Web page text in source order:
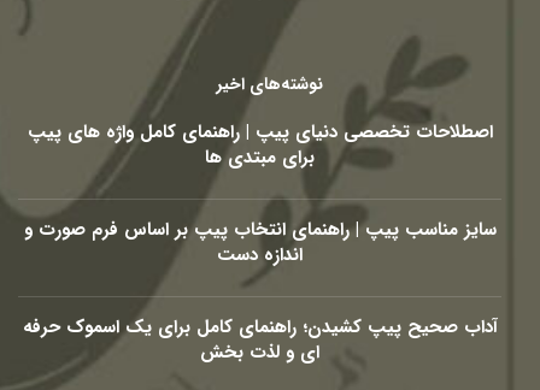
نوشته‌های اخیر
اصطلاحات تخصصی دنیای پیپ | راهنمای کامل واژه های پیپ
برای مبتدی ها
سایز مناسب پیپ | راهنمای انتخاب پیپ بر اساس فرم صورت و
اندازه دست
آداب صحیح پیپ کشیدن؛ راهنمای کامل برای یک اسموک حرفه
ای و لذت بخش